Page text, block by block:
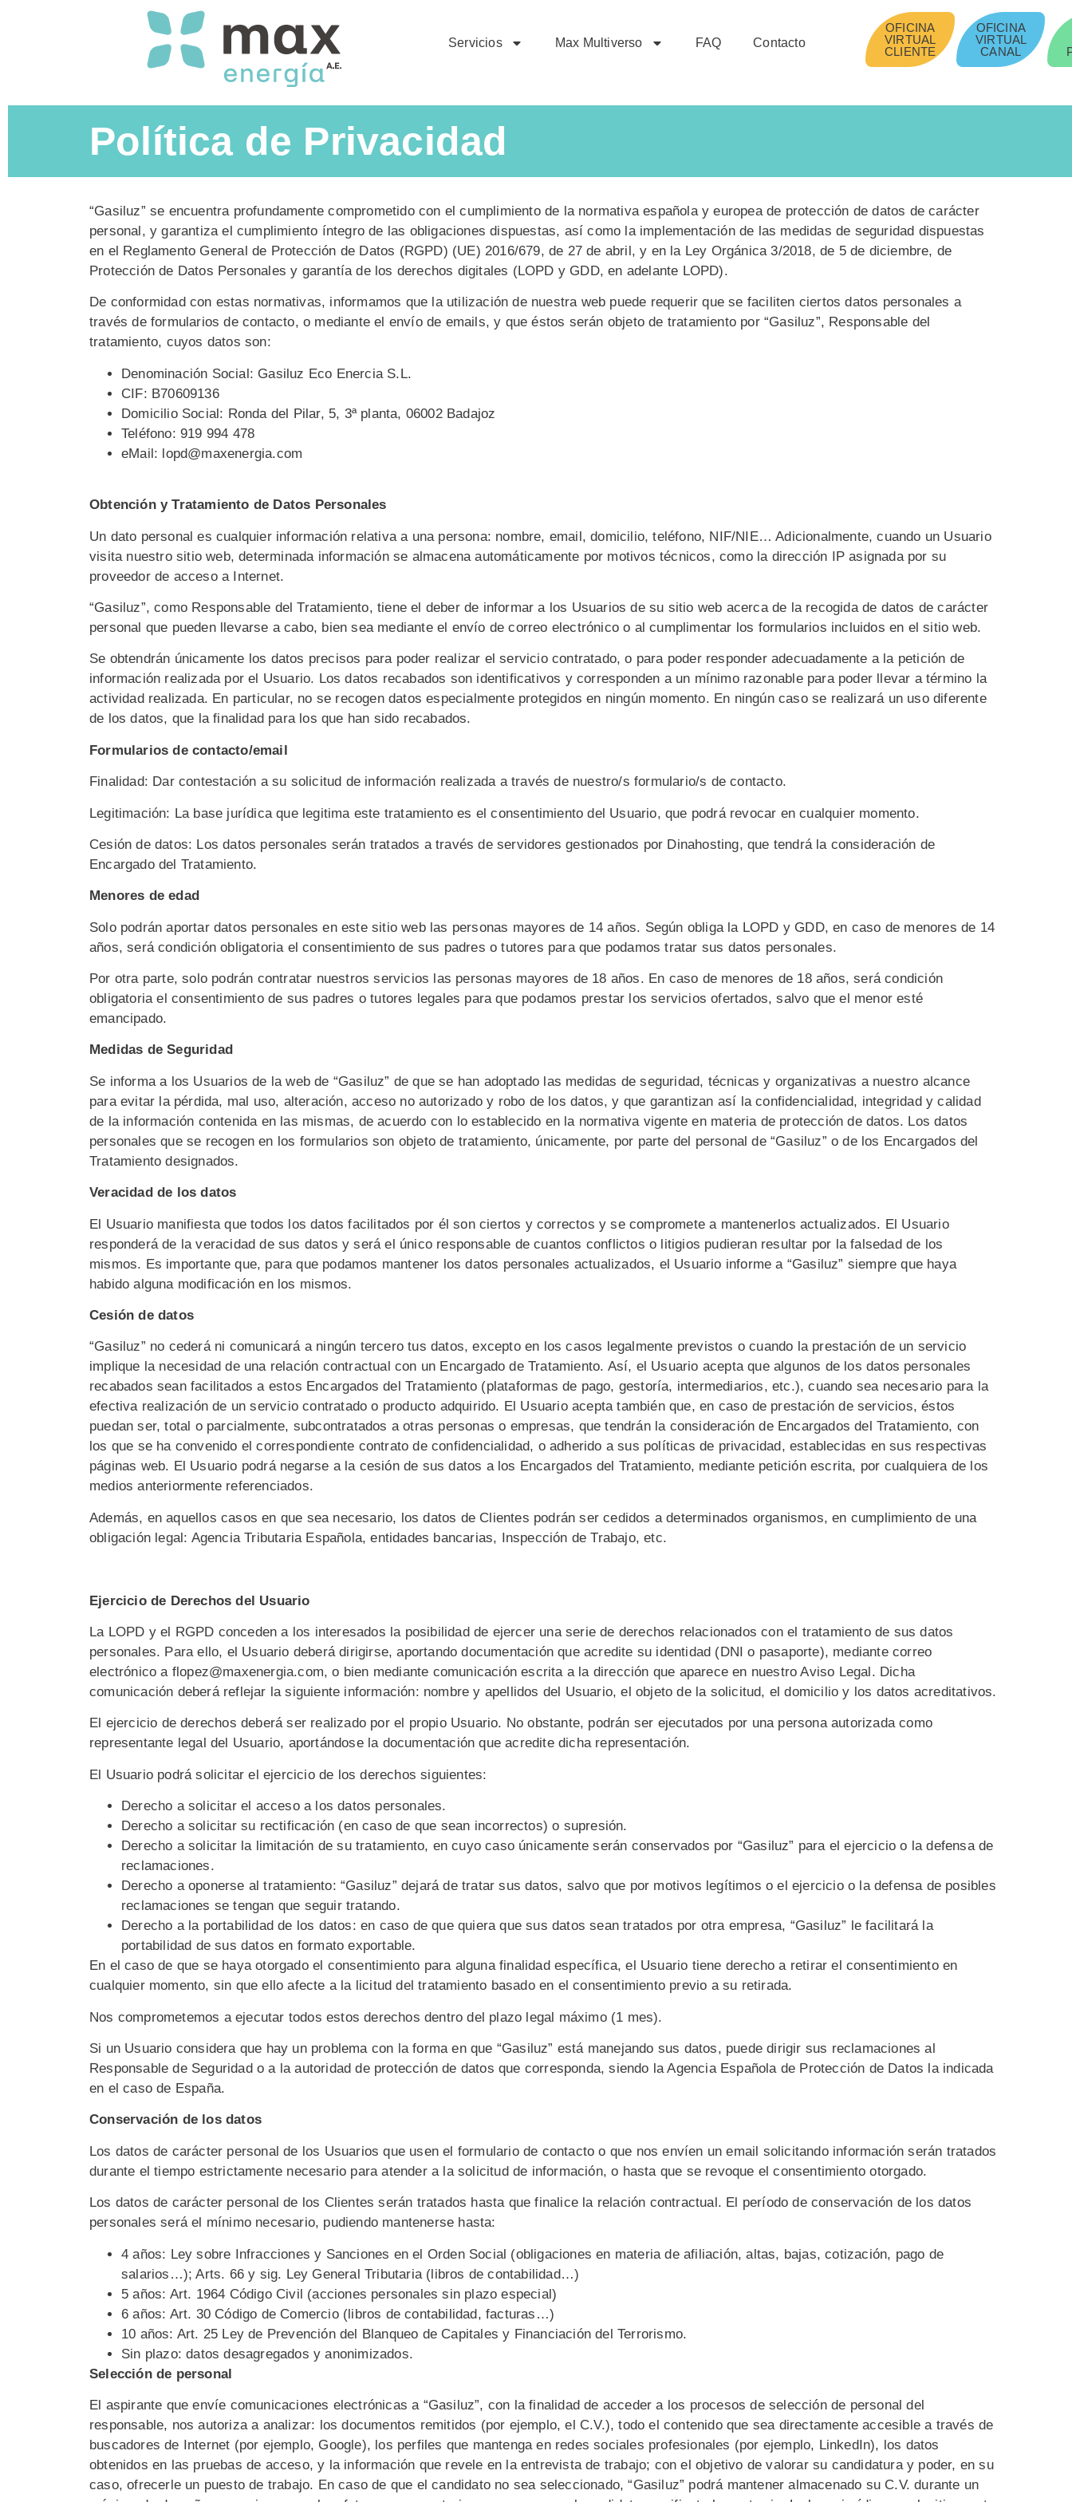
Servicios Max Multiverso FAQ Contacto
OFICINA
VIRTUAL
CLIENTE
OFICINA
VIRTUAL
CANAL
Política de Privacidad
“Gasiluz” se encuentra profundamente comprometido con el cumplimiento de la normativa española y europea de protección de datos de carácter
personal, y garantiza el cumplimiento íntegro de las obligaciones dispuestas, así como la implementación de las medidas de seguridad dispuestas
en el Reglamento General de Protección de Datos (RGPD) (UE) 2016/679, de 27 de abril, y en la Ley Orgánica 3/2018, de 5 de diciembre, de
Protección de Datos Personales y garantía de los derechos digitales (LOPD y GDD, en adelante LOPD).
De conformidad con estas normativas, informamos que la utilización de nuestra web puede requerir que se faciliten ciertos datos personales a
través de formularios de contacto, o mediante el envío de emails, y que éstos serán objeto de tratamiento por “Gasiluz”, Responsable del
tratamiento, cuyos datos son:
Denominación Social: Gasiluz Eco Enercia S.L.
CIF: B70609136
Domicilio Social: Ronda del Pilar, 5, 3ª planta, 06002 Badajoz
Teléfono: 919 994 478
eMail: lopd@maxenergia.com
Obtención y Tratamiento de Datos Personales
Un dato personal es cualquier información relativa a una persona: nombre, email, domicilio, teléfono, NIF/NIE… Adicionalmente, cuando un Usuario
visita nuestro sitio web, determinada información se almacena automáticamente por motivos técnicos, como la dirección IP asignada por su
proveedor de acceso a Internet.
“Gasiluz”, como Responsable del Tratamiento, tiene el deber de informar a los Usuarios de su sitio web acerca de la recogida de datos de carácter
personal que pueden llevarse a cabo, bien sea mediante el envío de correo electrónico o al cumplimentar los formularios incluidos en el sitio web.
Se obtendrán únicamente los datos precisos para poder realizar el servicio contratado, o para poder responder adecuadamente a la petición de
información realizada por el Usuario. Los datos recabados son identificativos y corresponden a un mínimo razonable para poder llevar a término la
actividad realizada. En particular, no se recogen datos especialmente protegidos en ningún momento. En ningún caso se realizará un uso diferente
de los datos, que la finalidad para los que han sido recabados.
Formularios de contacto/email
Finalidad: Dar contestación a su solicitud de información realizada a través de nuestro/s formulario/s de contacto.
Legitimación: La base jurídica que legitima este tratamiento es el consentimiento del Usuario, que podrá revocar en cualquier momento.
Cesión de datos: Los datos personales serán tratados a través de servidores gestionados por Dinahosting, que tendrá la consideración de
Encargado del Tratamiento.
Menores de edad
Solo podrán aportar datos personales en este sitio web las personas mayores de 14 años. Según obliga la LOPD y GDD, en caso de menores de 14
años, será condición obligatoria el consentimiento de sus padres o tutores para que podamos tratar sus datos personales.
Por otra parte, solo podrán contratar nuestros servicios las personas mayores de 18 años. En caso de menores de 18 años, será condición
obligatoria el consentimiento de sus padres o tutores legales para que podamos prestar los servicios ofertados, salvo que el menor esté
emancipado.
Medidas de Seguridad
Se informa a los Usuarios de la web de “Gasiluz” de que se han adoptado las medidas de seguridad, técnicas y organizativas a nuestro alcance
para evitar la pérdida, mal uso, alteración, acceso no autorizado y robo de los datos, y que garantizan así la confidencialidad, integridad y calidad
de la información contenida en las mismas, de acuerdo con lo establecido en la normativa vigente en materia de protección de datos. Los datos
personales que se recogen en los formularios son objeto de tratamiento, únicamente, por parte del personal de “Gasiluz” o de los Encargados del
Tratamiento designados.
Veracidad de los datos
El Usuario manifiesta que todos los datos facilitados por él son ciertos y correctos y se compromete a mantenerlos actualizados. El Usuario
responderá de la veracidad de sus datos y será el único responsable de cuantos conflictos o litigios pudieran resultar por la falsedad de los
mismos. Es importante que, para que podamos mantener los datos personales actualizados, el Usuario informe a “Gasiluz” siempre que haya
habido alguna modificación en los mismos.
Cesión de datos
“Gasiluz” no cederá ni comunicará a ningún tercero tus datos, excepto en los casos legalmente previstos o cuando la prestación de un servicio
implique la necesidad de una relación contractual con un Encargado de Tratamiento. Así, el Usuario acepta que algunos de los datos personales
recabados sean facilitados a estos Encargados del Tratamiento (plataformas de pago, gestoría, intermediarios, etc.), cuando sea necesario para la
efectiva realización de un servicio contratado o producto adquirido. El Usuario acepta también que, en caso de prestación de servicios, éstos
puedan ser, total o parcialmente, subcontratados a otras personas o empresas, que tendrán la consideración de Encargados del Tratamiento, con
los que se ha convenido el correspondiente contrato de confidencialidad, o adherido a sus políticas de privacidad, establecidas en sus respectivas
páginas web. El Usuario podrá negarse a la cesión de sus datos a los Encargados del Tratamiento, mediante petición escrita, por cualquiera de los
medios anteriormente referenciados.
Además, en aquellos casos en que sea necesario, los datos de Clientes podrán ser cedidos a determinados organismos, en cumplimiento de una
obligación legal: Agencia Tributaria Española, entidades bancarias, Inspección de Trabajo, etc.
Ejercicio de Derechos del Usuario
La LOPD y el RGPD conceden a los interesados la posibilidad de ejercer una serie de derechos relacionados con el tratamiento de sus datos
personales. Para ello, el Usuario deberá dirigirse, aportando documentación que acredite su identidad (DNI o pasaporte), mediante correo
electrónico a flopez@maxenergia.com, o bien mediante comunicación escrita a la dirección que aparece en nuestro Aviso Legal. Dicha
comunicación deberá reflejar la siguiente información: nombre y apellidos del Usuario, el objeto de la solicitud, el domicilio y los datos acreditativos.
El ejercicio de derechos deberá ser realizado por el propio Usuario. No obstante, podrán ser ejecutados por una persona autorizada como
representante legal del Usuario, aportándose la documentación que acredite dicha representación.
El Usuario podrá solicitar el ejercicio de los derechos siguientes:
Derecho a solicitar el acceso a los datos personales.
Derecho a solicitar su rectificación (en caso de que sean incorrectos) o supresión.
Derecho a solicitar la limitación de su tratamiento, en cuyo caso únicamente serán conservados por “Gasiluz” para el ejercicio o la defensa de
reclamaciones.
Derecho a oponerse al tratamiento: “Gasiluz” dejará de tratar sus datos, salvo que por motivos legítimos o el ejercicio o la defensa de posibles
reclamaciones se tengan que seguir tratando.
Derecho a la portabilidad de los datos: en caso de que quiera que sus datos sean tratados por otra empresa, “Gasiluz” le facilitará la
portabilidad de sus datos en formato exportable.
En el caso de que se haya otorgado el consentimiento para alguna finalidad específica, el Usuario tiene derecho a retirar el consentimiento en
cualquier momento, sin que ello afecte a la licitud del tratamiento basado en el consentimiento previo a su retirada.
Nos comprometemos a ejecutar todos estos derechos dentro del plazo legal máximo (1 mes).
Si un Usuario considera que hay un problema con la forma en que “Gasiluz” está manejando sus datos, puede dirigir sus reclamaciones al
Responsable de Seguridad o a la autoridad de protección de datos que corresponda, siendo la Agencia Española de Protección de Datos la indicada
en el caso de España.
Conservación de los datos
Los datos de carácter personal de los Usuarios que usen el formulario de contacto o que nos envíen un email solicitando información serán tratados
durante el tiempo estrictamente necesario para atender a la solicitud de información, o hasta que se revoque el consentimiento otorgado.
Los datos de carácter personal de los Clientes serán tratados hasta que finalice la relación contractual. El período de conservación de los datos
personales será el mínimo necesario, pudiendo mantenerse hasta:
4 años: Ley sobre Infracciones y Sanciones en el Orden Social (obligaciones en materia de afiliación, altas, bajas, cotización, pago de
salarios…); Arts. 66 y sig. Ley General Tributaria (libros de contabilidad…)
5 años: Art. 1964 Código Civil (acciones personales sin plazo especial)
6 años: Art. 30 Código de Comercio (libros de contabilidad, facturas…)
10 años: Art. 25 Ley de Prevención del Blanqueo de Capitales y Financiación del Terrorismo.
Sin plazo: datos desagregados y anonimizados.
Selección de personal
El aspirante que envíe comunicaciones electrónicas a “Gasiluz”, con la finalidad de acceder a los procesos de selección de personal del
responsable, nos autoriza a analizar: los documentos remitidos (por ejemplo, el C.V.), todo el contenido que sea directamente accesible a través de
buscadores de Internet (por ejemplo, Google), los perfiles que mantenga en redes sociales profesionales (por ejemplo, LinkedIn), los datos
obtenidos en las pruebas de acceso, y la información que revele en la entrevista de trabajo; con el objetivo de valorar su candidatura y poder, en su
caso, ofrecerle un puesto de trabajo. En caso de que el candidato no sea seleccionado, “Gasiluz” podrá mantener almacenado su C.V. durante un